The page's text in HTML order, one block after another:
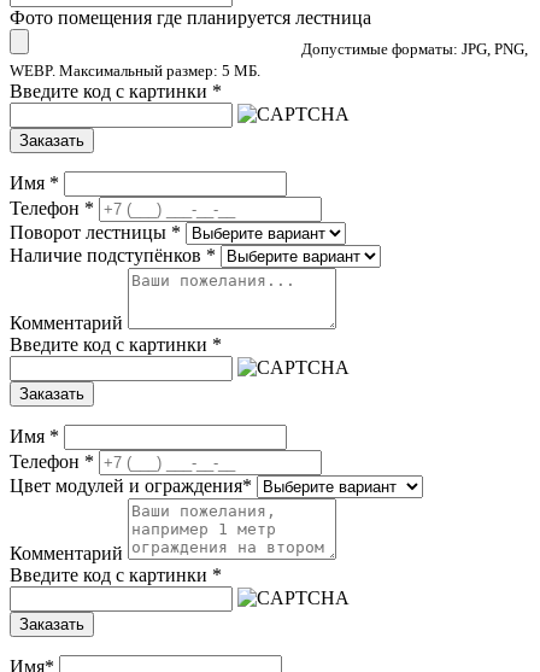
Фото помещения где планируется лестница
Допустимые форматы: JPG, PNG,
WEBP. Максимальный размер: 5 МБ.
Введите код с картинки *
Заказать
Имя *
Телефон *
Поворот лестницы *
Наличие подступёнков *
Комментарий
Введите код с картинки *
Заказать
Имя *
Телефон *
Цвет модулей и ограждения*
Комментарий
Введите код с картинки *
Заказать
Имя*